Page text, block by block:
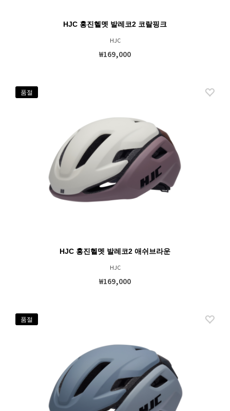
HJC 홍진헬멧 발레코2 코랄핑크
HJC
₩169,000
품절
HJC 홍진헬멧 발레코2 애쉬브라운
HJC
₩169,000
품절